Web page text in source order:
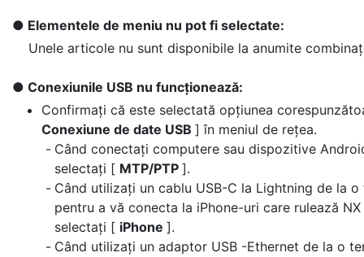
Elementele de meniu nu pot fi selectate:
Unele articole nu sunt disponibile la anumite
Conexiunile USB nu funcționează:
Confirmați că este selectată opțiunea
Conexiune de date USB ] în meniul de rețea.
Când conectați computere sau dispozitive
selectați [ MTP/PTP ].
Când utilizați un cablu USB-C la Lightning de la
pentru a vă conecta la iPhone-uri care rulează
selectați [ iPhone ].
Când utilizați un adaptor USB -Ethernet de la o